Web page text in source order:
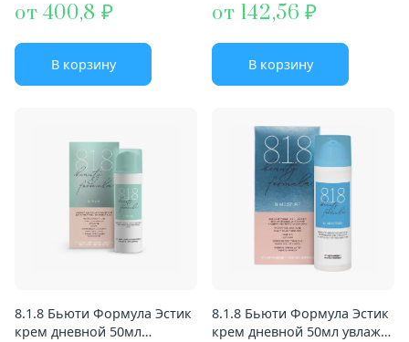
от 400,8
В корзину
от 142,56
В корзину
8.1.8 Бьюти Формула Эстик
крем дневной 50мл
8.1.8 Бьюти Формула Эстик
крем дневной 50мл увлажн